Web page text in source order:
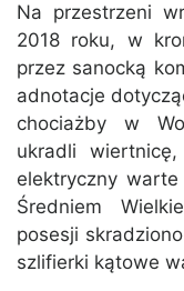
Na przestrzeni
2018 roku, w
przez sanocką
adnotacje
chociażby w
ukradli
elektryczny
Średniem
posesji
szlifierki kątowe